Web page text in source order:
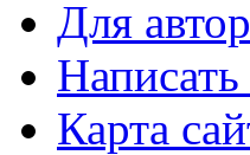
Для
Карта